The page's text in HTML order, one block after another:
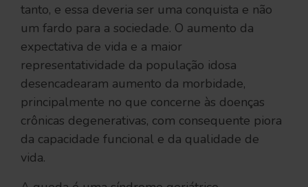
tanto, e essa deveria ser uma conquista e não
um fardo para a sociedade. O aumento da
expectativa de vida e a maior
representatividade da população idosa
desencadearam aumento da morbidade,
principalmente no que concerne às doenças
crônicas degenerativas, com consequente piora
da capacidade funcional e da qualidade de
vida.